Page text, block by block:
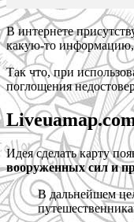
В интернете
какую-то информацию,
Так что, при
поглощения
Идея сделать карту
вооруженных сил и
В дальнейшем